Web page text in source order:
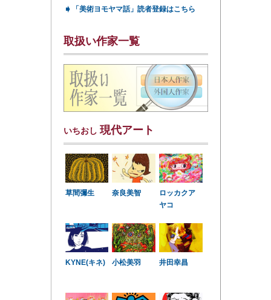
➧ 「美術ヨモヤマ話」読者登録はこちら
取扱い作家一覧
いちおし 現代アート
草間彌生 奈良美智
ロッカクア
ヤコ
KYNE(キネ) 小松美羽 井田幸昌